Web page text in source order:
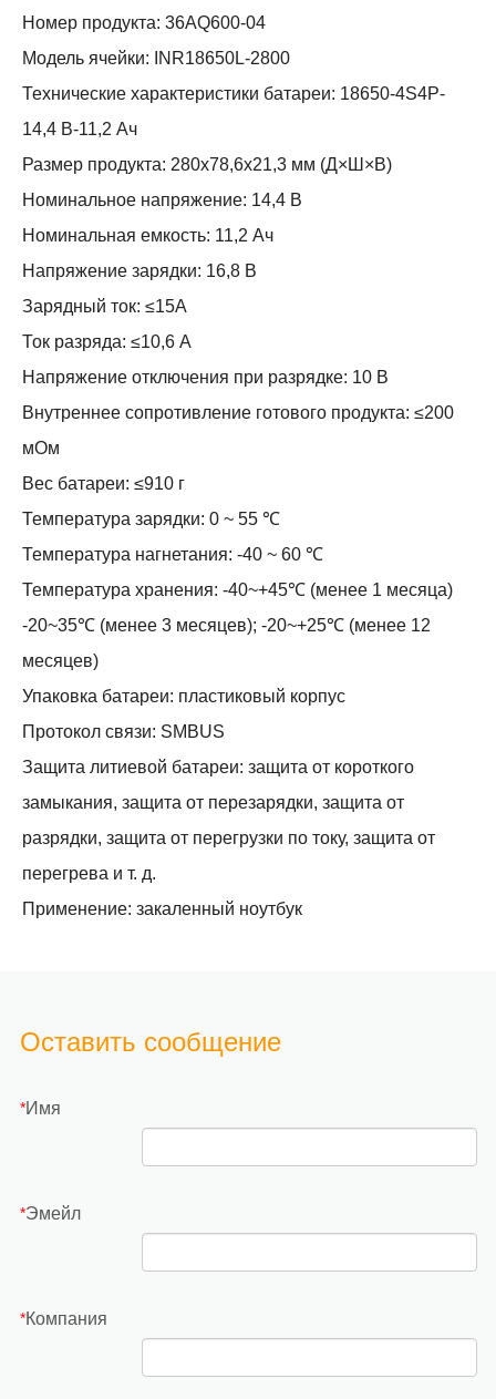
Номер продукта: 36AQ600-04
Модель ячейки: INR18650L-2800
Технические характеристики батареи: 18650-4S4P-
14,4 В-11,2 Ач
Размер продукта: 280x78,6x21,3 мм (Д×Ш×В)
Номинальное напряжение: 14,4 В
Номинальная емкость: 11,2 Ач
Напряжение зарядки: 16,8 В
Зарядный ток: ≤15А
Ток разряда: ≤10,6 А
Напряжение отключения при разрядке: 10 В
Внутреннее сопротивление готового продукта: ≤200
мОм
Вес батареи: ≤910 г
Температура зарядки: 0 ~ 55 ℃
Температура нагнетания: -40 ~ 60 ℃
Температура хранения: -40~+45℃ (менее 1 месяца)
-20~35℃ (менее 3 месяцев); -20~+25℃ (менее 12
месяцев)
Упаковка батареи: пластиковый корпус
Протокол связи: SMBUS
Защита литиевой батареи: защита от короткого
замыкания, защита от перезарядки, защита от
разрядки, защита от перегрузки по току, защита от
перегрева и т. д.
Применение: закаленный ноутбук
Оставить сообщение
*Имя
*Эмейл
*Компания